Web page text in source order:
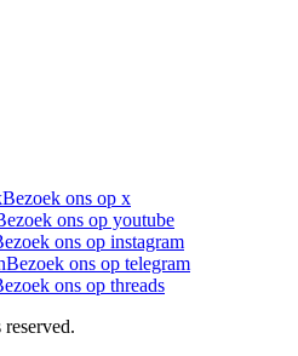
Bezoek ons op x
ons op youtube
ons op instagram
Bezoek ons op telegram
ons op threads